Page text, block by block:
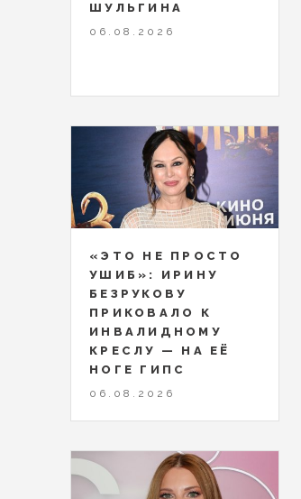
ШУЛЬГИНА
06.08.2026
«ЭТО НЕ ПРОСТО
УШИБ»: ИРИНУ
БЕЗРУКОВУ
ПРИКОВАЛО К
ИНВАЛИДНОМУ
КРЕСЛУ — НА ЕЁ
НОГЕ ГИПС
06.08.2026